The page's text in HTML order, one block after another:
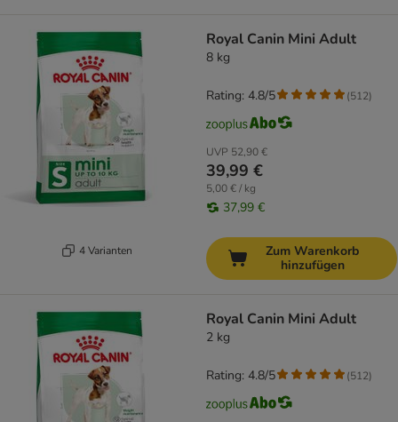
4 Varianten
Royal Canin Mini Adult
8 kg
UVP 52,90 €
39,99 €
5,00 € / kg
37,99 €
Rating: 4.8/5 (512)
Zum Warenkorb
hinzufügen
Royal Canin Mini Adult
2 kg
Rating: 4.8/5 (512)